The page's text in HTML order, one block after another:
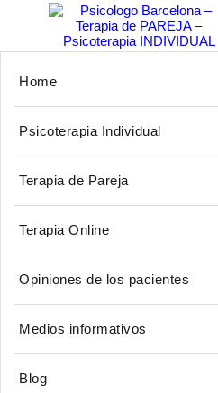
Home
Psicoterapia Individual
Terapia de Pareja
Terapia Online
Opiniones de los pacientes
Medios informativos
Blog
Centro de